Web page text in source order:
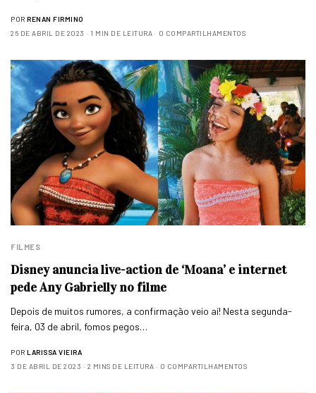
POR RENAN FIRMINO
26 DE ABRIL DE 2023
1 MIN DE LEITURA 0 COMPARTILHAMENTOS
FILMES
Disney anuncia live-action de ‘Moana’ e internet
pede Any Gabrielly no filme
Depois de muitos rumores, a confirmação veio aí! Nesta segunda-
feira, 03 de abril, fomos pegos…
POR LARISSA VIEIRA
3 DE ABRIL DE 2023
2 MINS DE LEITURA 0 COMPARTILHAMENTOS